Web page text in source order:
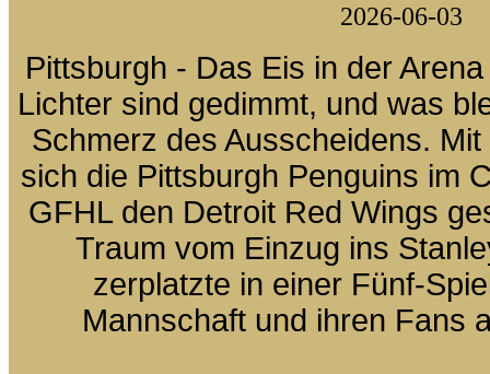
2026-06-03
Pittsburgh - Das Eis in der
Lichter sind gedimmt, und was
Schmerz des Ausscheidens.
sich die Pittsburgh Penguins im
GFHL den Detroit Red Wings
Traum vom Einzug ins
zerplatzte in einer Fünf-
Mannschaft und ihren Fans